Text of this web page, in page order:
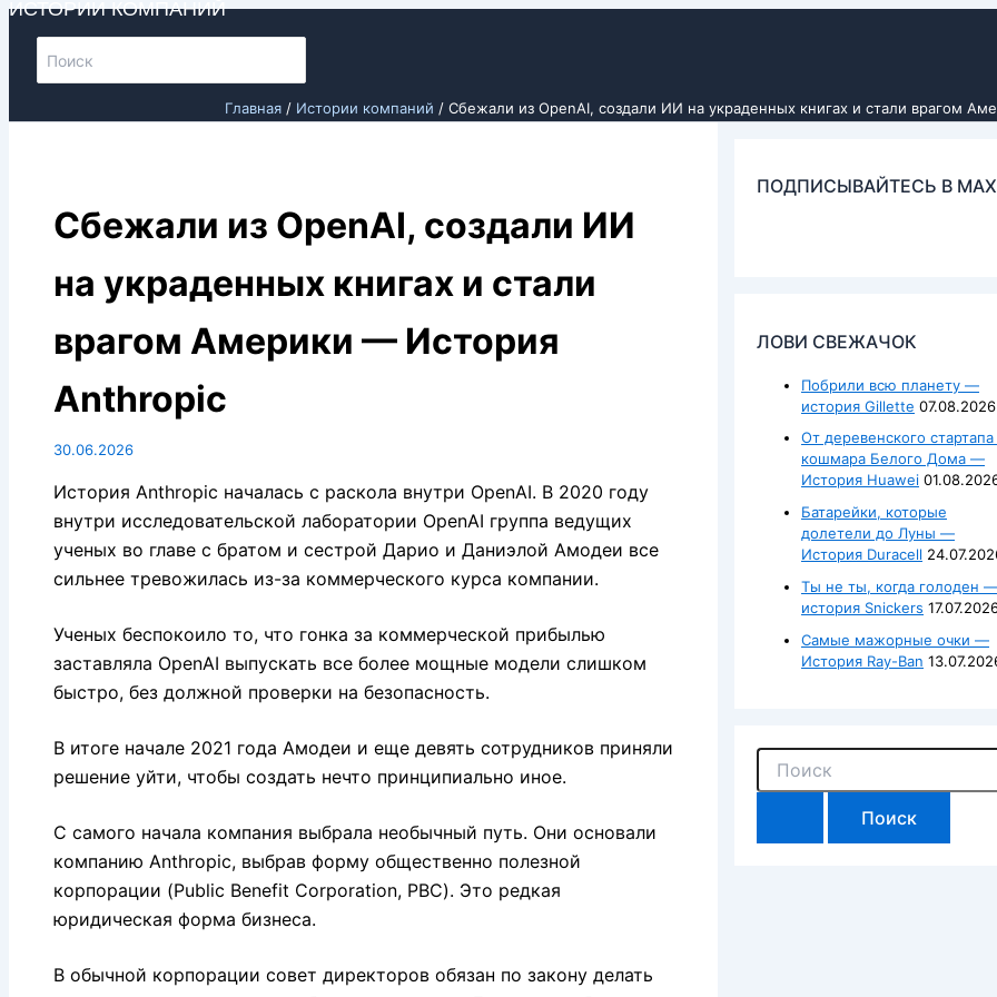
Перейти
содержимому
ИСТОРИИ КОМПАНИЙ
Главная Истории компаний Сбежали из OpenAI, создали ИИ на украденных книгах и стали врагом
Сбежали из OpenAI, создали ИИ
на украденных книгах и стали
врагом Америки — История
Anthropic
30.06.2026
История Anthropic началась с раскола внутри OpenAI. В 2020 году
внутри исследовательской лаборатории OpenAI группа ведущих
ученых во главе с братом и сестрой Дарио и Даниэлой Амодеи все
сильнее тревожилась из-за коммерческого курса компании.
Ученых беспокоило то, что гонка за коммерческой прибылью
заставляла OpenAI выпускать все более мощные модели слишком
быстро, без должной проверки на безопасность.
В итоге начале 2021 года Амодеи и еще девять сотрудников приняли
решение уйти, чтобы создать нечто принципиально иное.
С самого начала компания выбрала необычный путь. Они основали
компанию Anthropic, выбрав форму общественно полезной
корпорации (Public Benefit Corporation, PBC). Это редкая
юридическая форма бизнеса.
В обычной корпорации совет директоров обязан по закону делать
ПОДПИСЫВАЙТЕСЬ В MAX
ЛОВИ СВЕЖАЧОК
Побрили всю планету —
история Gillette 07.08.2026
От деревенского стартапа
кошмара Белого Дома —
История Huawei
Батарейки, которые
долетели до Луны —
История Duracell
Ты не ты, когда голоден —
история Snickers
Самые мажорные очки —
История Ray-Ban
П
к